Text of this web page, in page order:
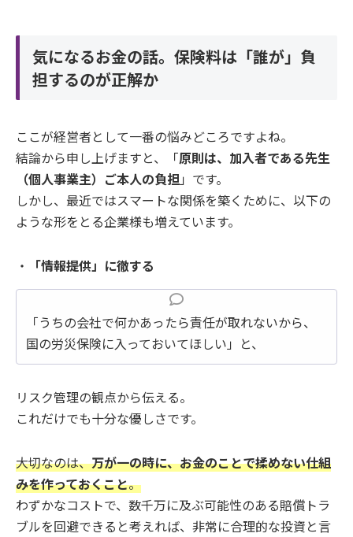
気になるお金の話。保険料は「誰が」負
担するのが正解か
ここが経営者として一番の悩みどころですよね。
結論から申し上げますと、「原則は、加入者である先生
（個人事業主）ご本人の負担 」です。
しかし、最近ではスマートな関係を築くために、以下の
ような形をとる企業様も増えています。
・ 「情報提供」に徹する
「うちの会社で何かあったら責任が取れないから、
国の労災保険に入っておいてほしい」と、
リスク管理の観点から伝える。
これだけでも十分な優しさです。
大切なのは、万が一の時に、お金のことで揉めない仕組
みを作っておくこと。
わずかなコストで、数千万に及ぶ可能性のある賠償トラ
ブルを回避できると考えれば、非常に合理的な投資と言